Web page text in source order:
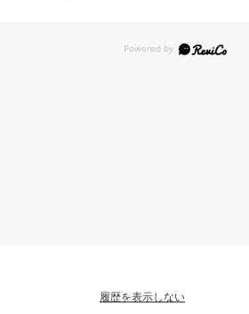
履歴を表示しない